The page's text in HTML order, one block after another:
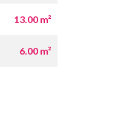
13.00 m²
6.00 m²